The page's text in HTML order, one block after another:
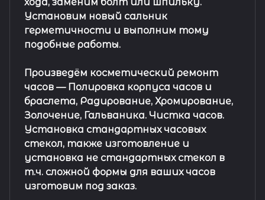
Установим новый сальник
герметичности и выполним тому
подобные работы.
Произведём косметический ремонт
часов — Полировка корпуса часов и
браслета, Радирование, Хромирование,
Золочение, Гальваника. Чистка часов.
Установка стандартных часовых
стекол, также изготовление и
установка не стандартных стекол в
т.ч. сложной формы для ваших часов
изготовим под заказ.